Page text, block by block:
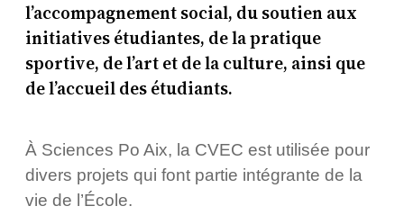
l’accompagnement social, du soutien aux
initiatives étudiantes, de la pratique
sportive, de l’art et de la culture, ainsi que
de l’accueil des étudiants.
À Sciences Po Aix, la CVEC est utilisée pour
divers projets qui font partie intégrante de la
vie de l’École.